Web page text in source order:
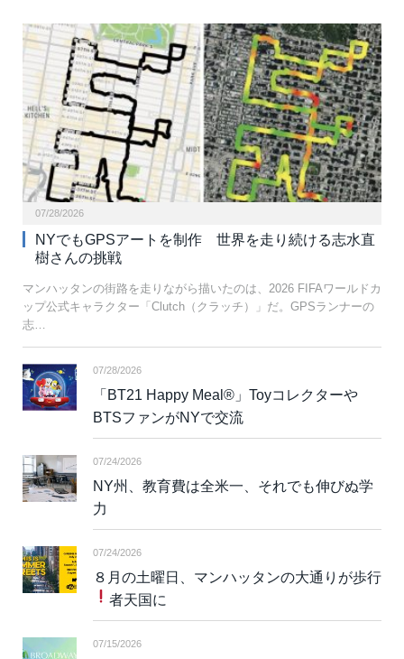
07/28/2026
NYでもGPSアートを制作 世界を走り続ける志水直
樹さんの挑戦
マンハッタンの街路を走りながら描いたのは、2026 FIFAワールドカ
ップ公式キャラクター「Clutch（クラッチ）」だ。GPSランナーの
志…
07/28/2026
「BT21 Happy Meal®」Toyコレクターや
BTSファンがNYで交流
07/24/2026
NY州、教育費は全米一、それでも伸びぬ学
力
07/24/2026
８月の土曜日、マンハッタンの大通りが歩行
者天国に
07/15/2026